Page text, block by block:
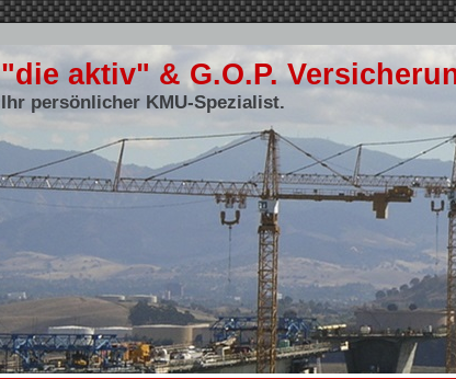
"die aktiv" & G.O.P.
Ihr persönlicher KMU-Spezialist.